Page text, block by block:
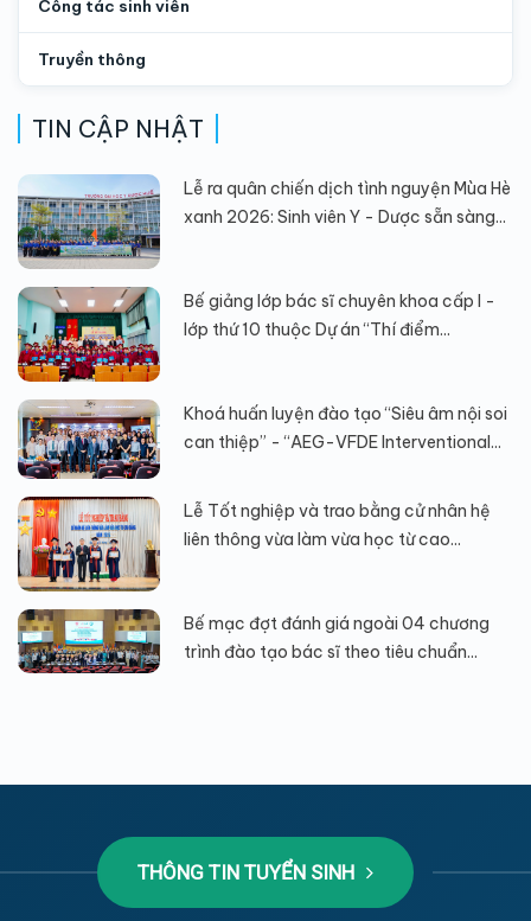
Công tác sinh viên
Truyền thông
TIN CẬP NHẬT
Lễ ra quân chiến dịch tình nguyện Mùa Hè
xanh 2026: Sinh viên Y - Dược sẵn sàng...
Bế giảng lớp bác sĩ chuyên khoa cấp I -
lớp thứ 10 thuộc Dự án “Thí điểm...
Khoá huấn luyện đào tạo “Siêu âm nội soi
can thiệp” - “AEG-VFDE Interventional...
Lễ Tốt nghiệp và trao bằng cử nhân hệ
liên thông vừa làm vừa học từ cao...
Bế mạc đợt đánh giá ngoài 04 chương
trình đào tạo bác sĩ theo tiêu chuẩn...
THÔNG TIN TUYỂN SINH